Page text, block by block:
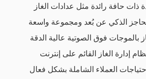
ذات حافة رائدة مثل عدادات الغاز
الذكي عن بُعد ومجموعة واسعة
بالموجات فوق الصوتية عالية الدقة
إدارة الغاز القائم على إنترنت
احتياجات العملاء الشاملة بشكل فعال